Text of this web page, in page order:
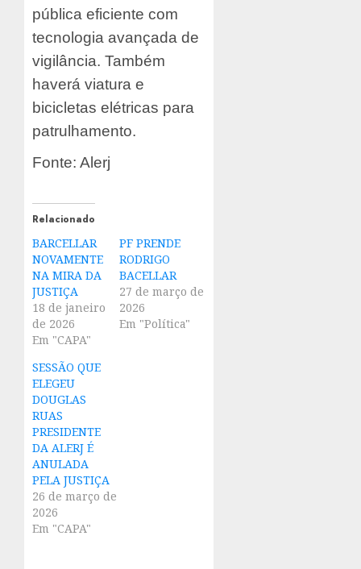
pública eficiente com
tecnologia avançada de
vigilância. Também
haverá viatura e
bicicletas elétricas para
patrulhamento.
Fonte: Alerj
Relacionado
BARCELLAR
NOVAMENTE
NA MIRA DA
JUSTIÇA
18 de janeiro
de 2026
Em "CAPA"
PF PRENDE
RODRIGO
BACELLAR
27 de março de
2026
Em "Política"
SESSÃO QUE
ELEGEU
DOUGLAS
RUAS
PRESIDENTE
DA ALERJ É
ANULADA
PELA JUSTIÇA
26 de março de
2026
Em "CAPA"